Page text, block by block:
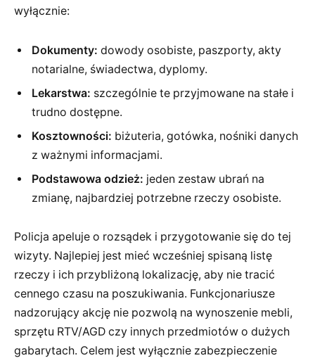
wyłącznie:
Dokumenty: dowody osobiste, paszporty, akty
notarialne, świadectwa, dyplomy.
Lekarstwa: szczególnie te przyjmowane na stałe i
trudno dostępne.
Kosztowności: biżuteria, gotówka, nośniki danych
z ważnymi informacjami.
Podstawowa odzież: jeden zestaw ubrań na
zmianę, najbardziej potrzebne rzeczy osobiste.
Policja apeluje o rozsądek i przygotowanie się do tej
wizyty. Najlepiej jest mieć wcześniej spisaną listę
rzeczy i ich przybliżoną lokalizację, aby nie tracić
cennego czasu na poszukiwania. Funkcjonariusze
nadzorujący akcję nie pozwolą na wynoszenie mebli,
sprzętu RTV/AGD czy innych przedmiotów o dużych
gabarytach. Celem jest wyłącznie zabezpieczenie